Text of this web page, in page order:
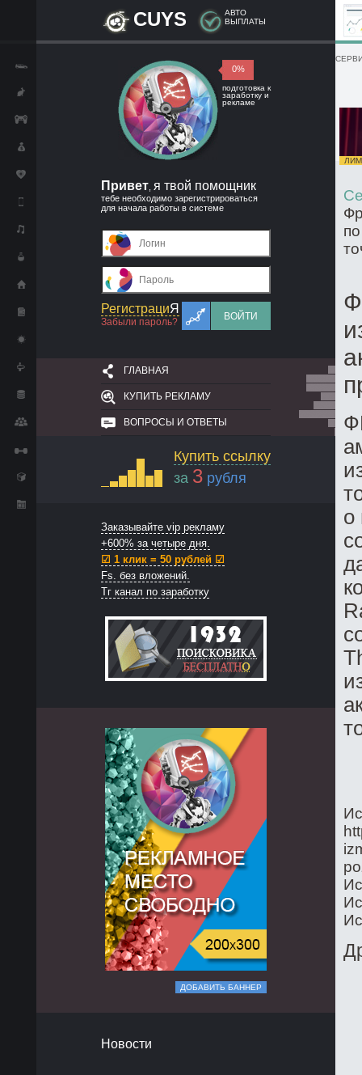
CUYS
АВТО
ВЫПЛАТЫ
0%
подготовка к
заработку и
рекламе
Привет я твой помощник
тебе необходимо зарегистрироваться
для начала работы в системе
РегистрациЯ
Забыли пароль?
ВОЙТИ
ГЛАВНАЯ
КУПИТЬ РЕКЛАМУ
ВОПРОСЫ И ОТВЕТЫ
Купить ссылку
за 3 рубля
Заказывайте vip рекламу
+600% за четыре дня.
☑ 1 клик = 50 рублей ☑
Fs. без вложений.
Тг канал по заработку
ДОБАВИТЬ БАННЕР
Новости
о